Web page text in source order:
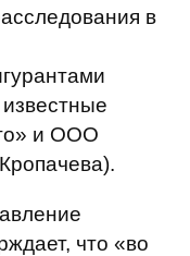
в
и ООО
что «во